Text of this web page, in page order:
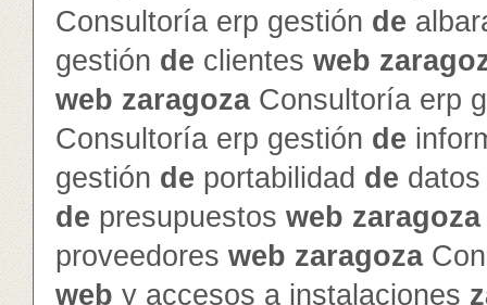
Consultoría erp gestión de
gestión de clientes web
web zaragozaConsultoría erp
Consultoría erp gestión de
gestión de portabilidad de
de presupuestos web zaragoza
proveedores web zaragoza
web y accesos a instalaciones